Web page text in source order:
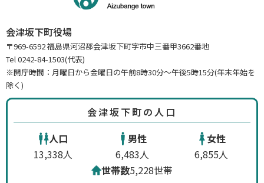
会津坂下町役場
〒969-6592 福島県河沼郡会津坂下町字市中三番甲3662番地
Tel 0242-84-1503(代表)
※開庁時間：月曜日から金曜日の午前8時30分～午後5時15分(年末年始を
除く)
会津坂下町の人口
人口
13,338人
男性
6,483人
女性
6,855人
世帯数5,228世帯